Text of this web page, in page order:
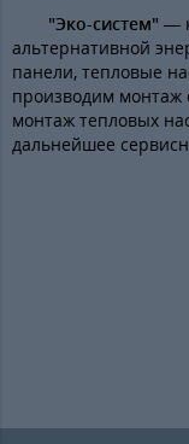
"Эко-систем" —
альтернативной
панели, тепловые
производим монтаж
монтаж тепловых
дальнейшее